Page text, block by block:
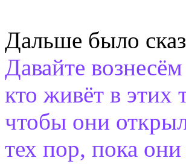
Дальше было
Давайте
кто живёт в этих
чтобы они
тех пор, пока